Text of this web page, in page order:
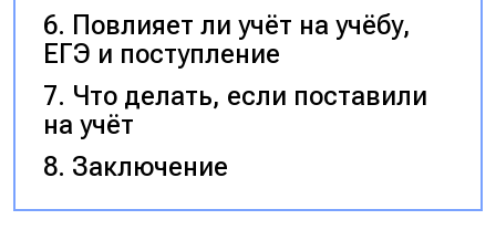
Повлияет ли учёт на учёбу,
ЕГЭ и поступление
Что делать, если поставили
на учёт
Заключение